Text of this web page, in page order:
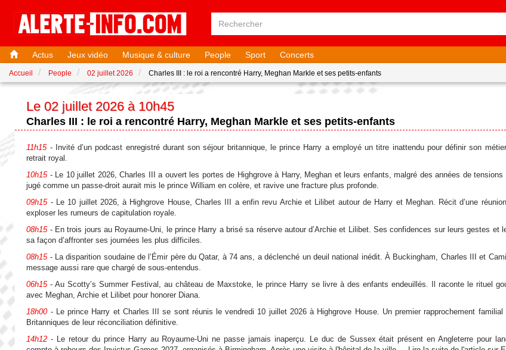
Actus Jeux vidéo Musique & culture People Sport Concerts
Accueil People 02 juillet 2026 Charles III : le roi a rencontré Harry, Meghan Markle et ses petits-enfants
Le 02 juillet 2026 à 10h45
Charles III : le roi a rencontré Harry, Meghan Markle et ses petits-enfants
11h15- Invité d’un podcast enregistré durant son séjour britannique, le prince Harry a employé un titre inattendu pour définir son
retrait royal.
10h15- Le 10 juillet 2026, Charles III a ouvert les portes de Highgrove à Harry, Meghan et leurs enfants, malgré des années de tensions
jugé comme un passe-droit aurait mis le prince William en colère, et ravive une fracture plus profonde.
09h15- Le 10 juillet 2026, à Highgrove House, Charles III a enfin revu Archie et Lilibet autour de Harry et Meghan. Récit d’une
exploser les rumeurs de capitulation royale.
08h15- En trois jours au Royaume-Uni, le prince Harry a brisé sa réserve autour d’Archie et Lilibet. Ses confidences sur leurs gestes et
sa façon d’affronter ses journées les plus difficiles.
08h15- La disparition soudaine de l’Émir père du Qatar, à 74 ans, a déclenché un deuil national inédit. À Buckingham, Charles III et
message aussi rare que chargé de sous-entendus.
06h15- Au Scotty’s Summer Festival, au château de Maxstoke, le prince Harry se livre à des enfants endeuillés. Il raconte le rituel
avec Meghan, Archie et Lilibet pour honorer Diana.
18h00- Le prince Harry et Charles III se sont réunis le vendredi 10 juillet 2026 à Highgrove House. Un premier rapprochement
Britanniques de leur réconciliation définitive.
14h12 - Le retour du prince Harry au Royaume-Uni ne passe jamais inaperçu. Le duc de Sussex était présent en Angleterre pour